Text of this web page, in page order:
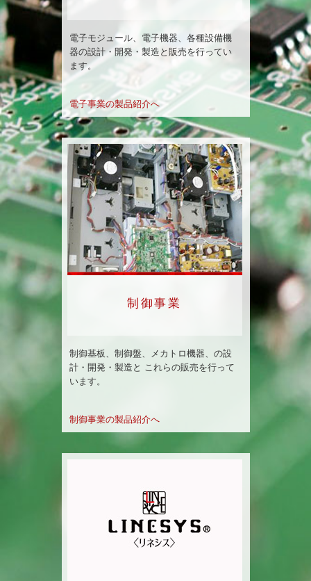
電子モジュール、電子機器、各種設備機
器の設計・開発・製造と販売を行ってい
ます。
電子事業の製品紹介へ
制御事業
制御基板、制御盤、メカトロ機器、の設
計・開発・製造と これらの販売を行って
います。
制御事業の製品紹介へ